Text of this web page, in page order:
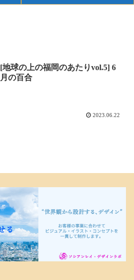
[地球の上の福岡のあたりvol.5] 6
月の百合
2023.06.22